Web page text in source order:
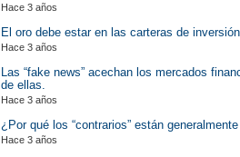
Hace 3 años
El oro debe estar en las carteras de
Hace 3 años
Las “fake news” acechan los mercados
de ellas.
Hace 3 años
¿Por qué los “contrarios” están
Hace 3 años